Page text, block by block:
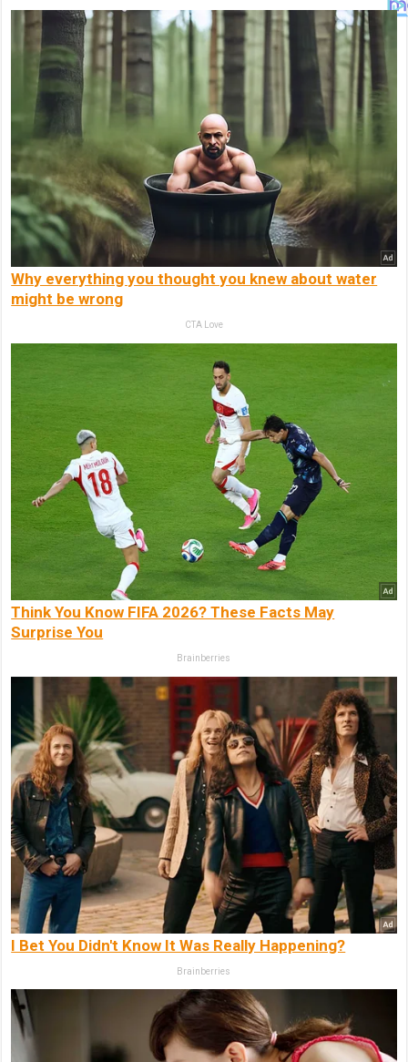
Why everything you thought you knew about water
might be wrong
CTA Love
Think You Know FIFA 2026? These Facts May
Surprise You
Brainberries
I Bet You Didn't Know It Was Really Happening?
Brainberries